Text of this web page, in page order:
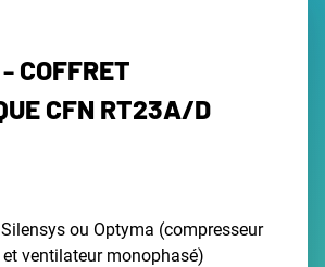
COFFRET
CFN RT23A/D
ou Optyma (compresseur
ventilateur monophasé)